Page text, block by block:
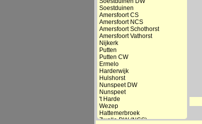
Soestduinen
Amersfoort CS
Amersfoort NCS
Amersfoort Schothorst
Amersfoort Vathorst
Nijkerk
Putten
Putten CW
Ermelo
Harderwijk
Hulshorst
Nunspeet DW
Nunspeet
't Harde
Wezep
Hattemerbroek
Zwolle DW (NCS)